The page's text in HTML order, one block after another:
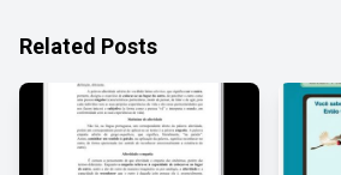
Related Posts